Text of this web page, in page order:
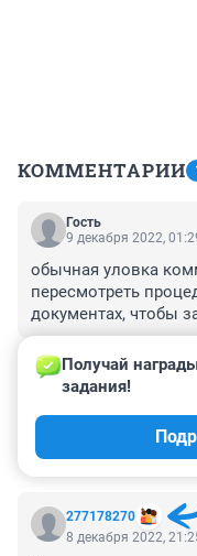
КОММЕНТАРИИ
Гость
9 декабря 2022,
обычная уловка
пересмотреть
документах, чтобы
например,эксперты
Гость
100% в точку!!!
277178270
Получай
задания!
8 декабря 2022,